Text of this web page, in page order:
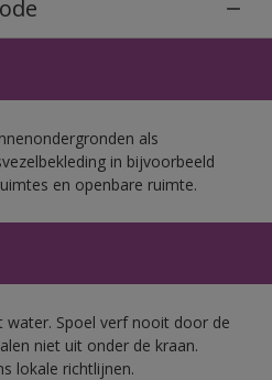
als
in bijvoorbeeld
en openbare ruimte.
water. Spoel verf nooit door de
niet uit onder de kraan.
lokale richtlijnen.